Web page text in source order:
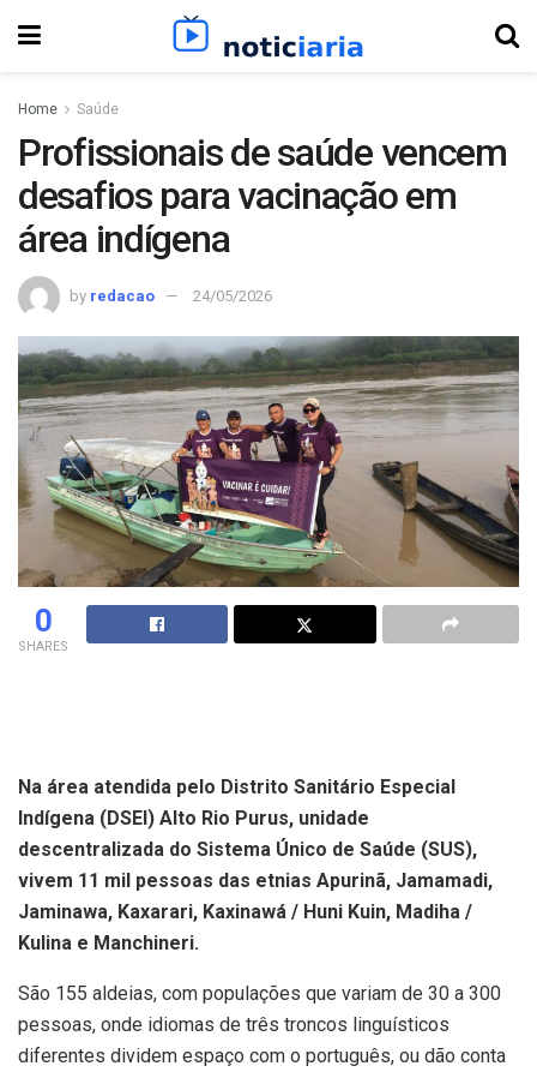
Home Saúde
Profissionais de saúde vencem
desafios para vacinação em
área indígena
by redacao 24/05/2026
0
SHARES
Na área atendida pelo Distrito Sanitário Especial
Indígena (DSEI) Alto Rio Purus, unidade
descentralizada do Sistema Único de Saúde (SUS),
vivem 11 mil pessoas das etnias Apurinã, Jamamadi,
Jaminawa, Kaxarari, Kaxinawá / Huni Kuin, Madiha /
Kulina e Manchineri.
São 155 aldeias, com populações que variam de 30 a 300
pessoas, onde idiomas de três troncos linguísticos
diferentes dividem espaço com o português, ou dão conta